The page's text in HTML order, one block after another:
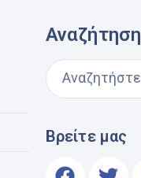
Αναζήτηση
Βρείτε μας